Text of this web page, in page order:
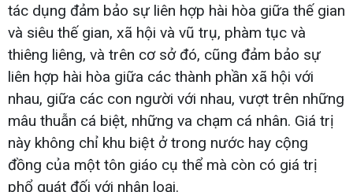
tác dụng đảm bảo sự liên hợp hài hòa giữa thế gian
và siêu thế gian, xã hội và vũ trụ, phàm tục và
thiêng liêng, và trên cơ sở đó, cũng đảm bảo sự
liên hợp hài hòa giữa các thành phần xã hội với
nhau, giữa các con người với nhau, vượt trên những
mâu thuẫn cá biệt, những va chạm cá nhân. Giá trị
này không chỉ khu biệt ở trong nước hay cộng
đồng của một tôn giáo cụ thể mà còn có giá trị
phổ quát đối với nhân loại.